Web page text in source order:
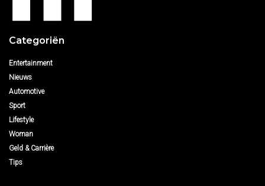
Categoriën
Entertainment
Nieuws
Automotive
Sport
Lifestyle
Woman
Geld & Carrière
Tips